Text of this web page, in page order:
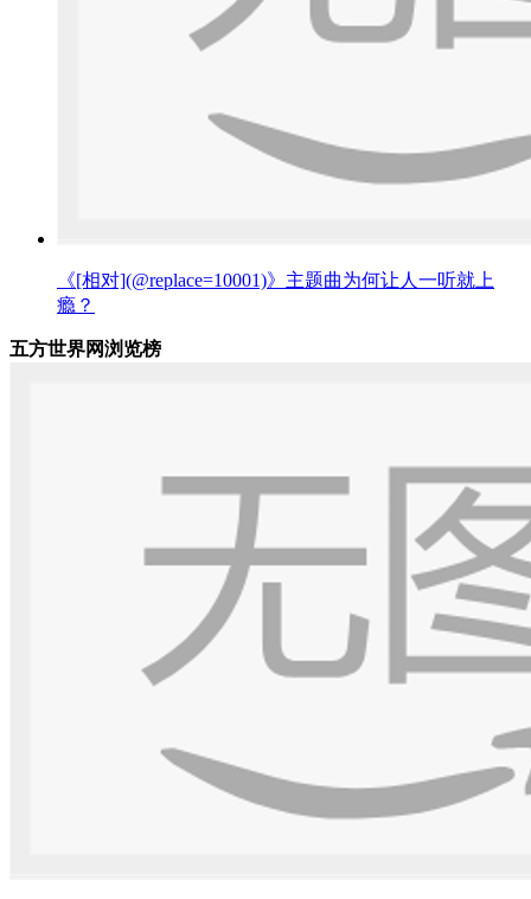
《[相对](@replace=10001)》主题曲为何让人一听就上
瘾？
五方世界网浏览榜